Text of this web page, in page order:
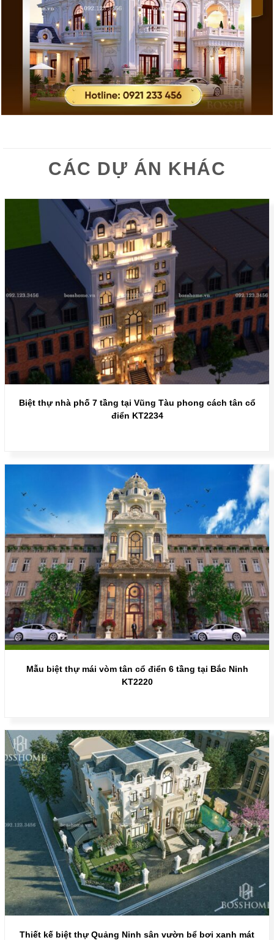
CÁC DỰ ÁN KHÁC
Biệt thự nhà phố 7 tầng tại Vũng Tàu phong cách tân cổ
điển KT2234
Mẫu biệt thự mái vòm tân cổ điển 6 tầng tại Bắc Ninh
KT2220
Thiết kế biệt thự Quảng Ninh sân vườn bể bơi xanh mát